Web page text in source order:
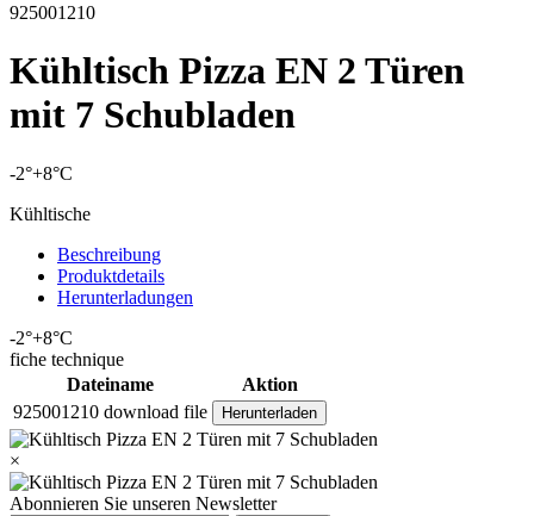
925001210
Kühltisch Pizza EN 2 Türen
mit 7 Schubladen
-2°+8°C
Kühltische
Beschreibung
Produktdetails
Herunterladungen
-2°+8°C
fiche technique
Dateiname
Aktion
925001210 download file
Herunterladen
×
Abonnieren Sie unseren Newsletter